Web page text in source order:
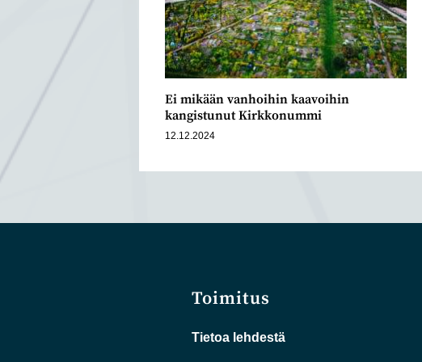
Ei mikään vanhoihin kaavoihin
kangistunut Kirkkonummi
12.12.2024
Toimitus
Tietoa lehdestä